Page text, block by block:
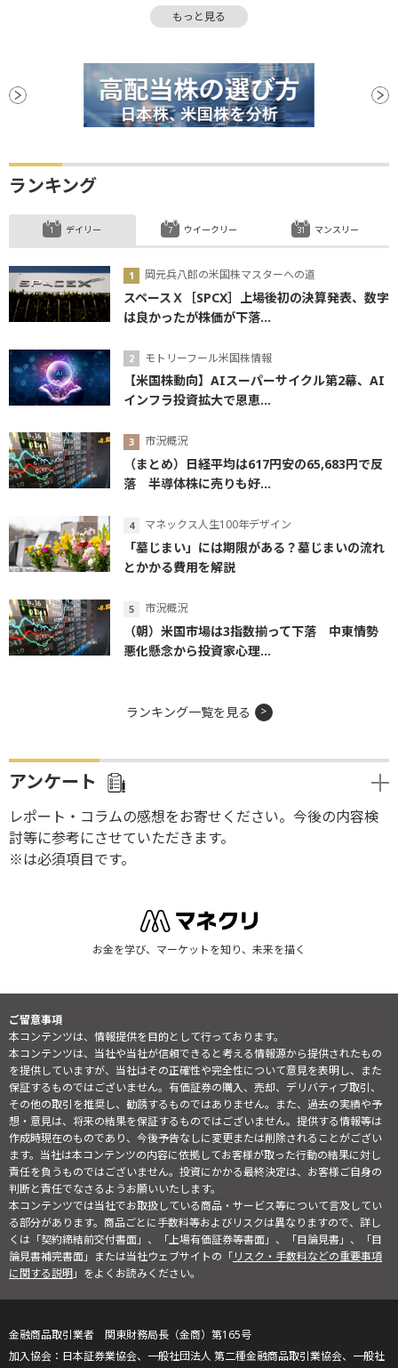
コンファレンスボード消費者信頼感指数
材料 住宅価格指数 底
もっと見る
ランキング
デイリー
岡元兵八郎の米国株マスターへの道
スペースＸ［SPCX］上場後初の決算発表、数字
は良かったが株価が下落...
モトリーフール米国株情報
【米国株動向】AIスーパーサイクル第2幕、AI
インフラ投資拡大で恩恵...
市況概況
（まとめ）日経平均は617円安の65,683円で反
落 半導体株に売りも好...
マネックス人生100年デザイン
「墓じまい」には期限がある？墓じまいの流れ
とかかる費用を解説
市況概況
（朝）米国市場は3指数揃って下落 中東情勢
悪化懸念から投資家心理...
ウイークリー マンスリー
ランキング一覧を見る
アンケート
レポート・コラムの感想をお寄せください。今後の内容検
討等に参考にさせていただきます。
※は必須項目です。
お金を学び、マーケットを知り、未来を描く
ご留意事項
本コンテンツは、情報提供を目的として行っております。
本コンテンツは、当社や当社が信頼できると考える情報源から提供されたもの
を提供していますが、当社はその正確性や完全性について意見を表明し、また
保証するものではございません。有価証券の購入、売却、デリバティブ取引、
その他の取引を推奨し、勧誘するものではありません。また、過去の実績や予
想・意見は、将来の結果を保証するものではございません。提供する情報等は
作成時現在のものであり、今後予告なしに変更または削除されることがござい
ます。当社は本コンテンツの内容に依拠してお客様が取った行動の結果に対し
責任を負うものではございません。投資にかかる最終決定は、お客様ご自身の
判断と責任でなさるようお願いいたします。
本コンテンツでは当社でお取扱している商品・サービス等について言及してい
る部分があります。商品ごとに手数料等およびリスクは異なりますので、詳し
くは「契約締結前交付書面」、「上場有価証券等書面」、「目論見書」、「目
論見書補完書面」または当社ウェブサイトの「リスク・手数料などの重要事項
に関する説明」をよくお読みください。
金融商品取引業者 関東財務局長（金商）第165号
日本証券業協会、一般社団法人 第二種金融商品取引業協会、一般社